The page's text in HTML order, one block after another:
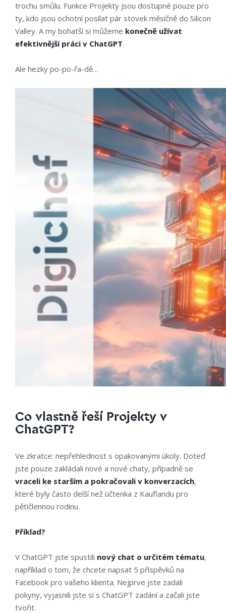
trochu smůlu. Funkce Projekty jsou dostupné pouze pro
ty, kdo jsou ochotní posílat pár stovek měsíčně do Silicon
Valley. A my bohatší si můžeme konečně užívat
efektivnější práci v ChatGPT.
Ale hezky po-po-řa-dě…
Co vlastně řeší Projekty v
ChatGPT?
Ve zkratce: nepřehlednost s opakovanými úkoly. Doteď
jste pouze zakládali nové a nové chaty, případně se
vraceli ke starším a pokračovali v konverzacích,
které byly často delší než účtenka z Kauflandu pro
pětičlennou rodinu.
Příklad?
V ChatGPT jste spustili nový chat o určitém tématu,
například o tom, že chcete napsat 5 příspěvků na
Facebook pro vašeho klienta. Nejprve jste zadali
pokyny, vyjasnili jste si s ChatGPT zadání a začali jste
tvořit.